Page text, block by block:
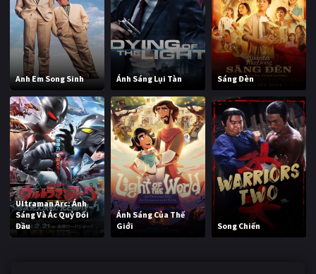
Anh Em Song Sinh Ánh Sáng Lụi Tàn Sáng Đèn
Ultraman Arc: Ánh
Sáng Và Ác Quỷ Đối
Đầu
Ánh Sáng Của Thế
Giới
Song Chiến